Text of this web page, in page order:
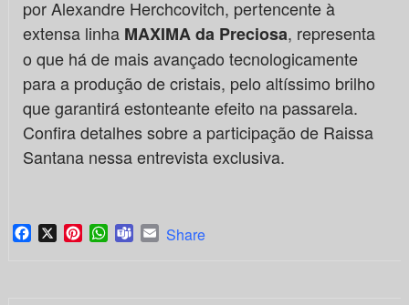
por Alexandre Herchcovitch, pertencente à
extensa linha MAXIMA da Preciosa, representa
o que há de mais avançado tecnologicamente
para a produção de cristais, pelo altíssimo brilho
que garantirá estonteante efeito na passarela.
Confira detalhes sobre a participação de Raissa
Santana nessa entrevista exclusiva.
Facebook
X PinterestWhatsApp
TeamsEmail
Share